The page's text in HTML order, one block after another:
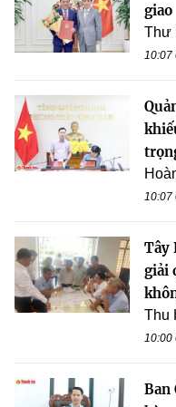
giao
Thư
10:07
10:07
Tây
giải
Thu
10:00
Ban